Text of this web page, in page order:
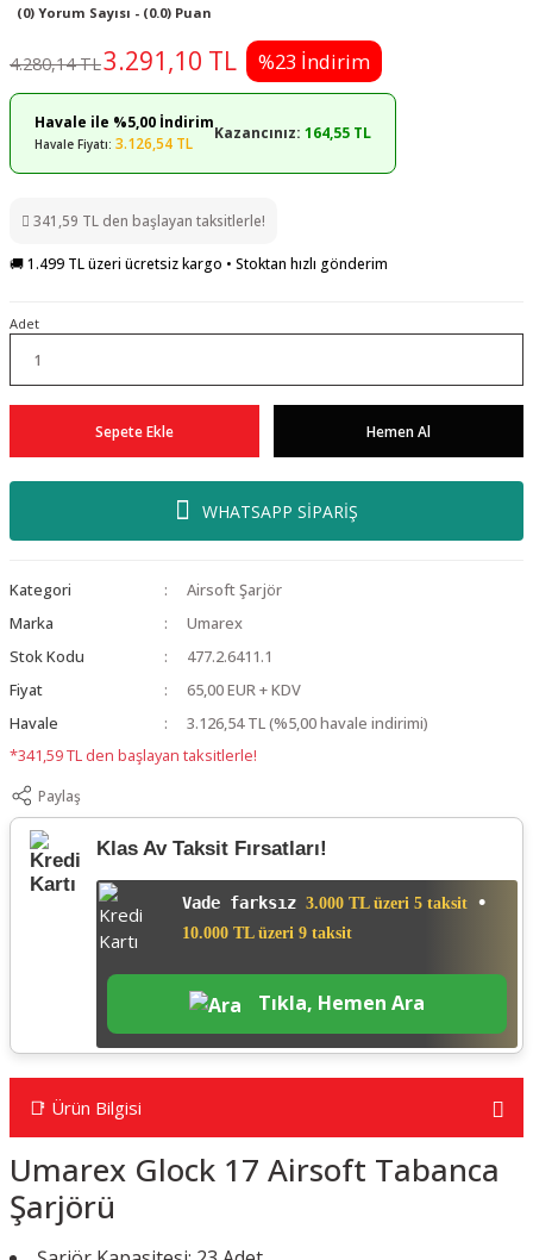
(0) Yorum Sayısı - (0.0) Puan
4.280,14 TL3.291,10 TL %23 İndirim
Havale ile %5,00 İndirim
Havale Fiyatı: 3.126,54 TL
Kazancınız: 164,55 TL
341,59 TL den başlayan taksitlerle!
🚚 1.499 TL üzeri ücretsiz kargo • Stoktan hızlı gönderim
Adet
Sepete Ekle Hemen Al
WHATSAPP SİPARİŞ
Kategori
Airsoft Şarjör
Marka
Umarex
Stok Kodu
477.2.6411.1
Fiyat
65,00 EUR + KDV
Havale
3.126,54 TL (%5,00 havale indirimi)
*341,59 TL den başlayan taksitlerle!
Paylaş
Klas Av Taksit Fırsatları!
Vade farksız 3.000 TL üzeri 5 taksit •
10.000 TL üzeri 9 taksit
Tıkla, Hemen Ara
📑 Ürün Bilgisi
Umarex Glock 17 Airsoft Tabanca
Şarjörü